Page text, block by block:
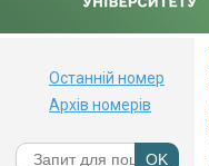
Останній номер
Архів номерів